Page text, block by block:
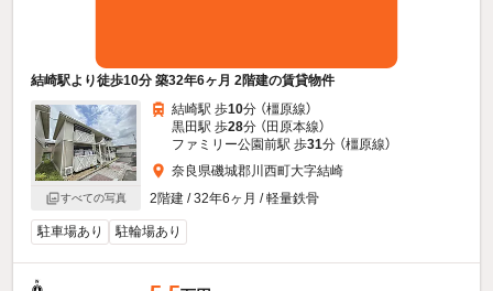
結崎駅より徒歩10分 築32年6ヶ月 2階建の賃貸物件
すべての写真
結崎駅 歩10分 （橿原線）
黒田駅 歩28分 （田原本線）
ファミリー公園前駅 歩31分 （橿原線）
奈良県磯城郡川西町大字結崎
2階建 / 32年6ヶ月 / 軽量鉄骨
駐車場あり 駐輪場あり